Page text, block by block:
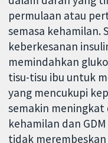
permulaan atau
semasa kehamilan.
keberkesanan
memindahkan
tisu-tisu ibu untuk
yang mencukupi
semakin
kehamilan dan
tidak